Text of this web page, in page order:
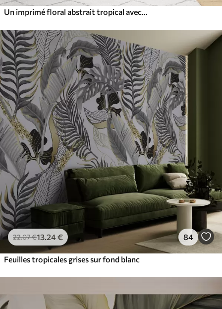
22.07€13 .24€ 84
Feuilles tropicales grises sur fond blanc